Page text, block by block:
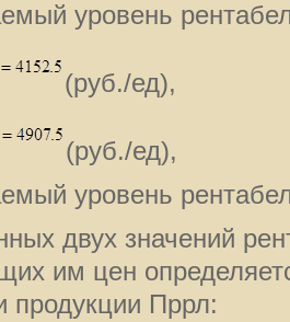
уровень
(руб./ед),
(руб./ед),
уровень
двух значений
им цен
продукции Пррл: